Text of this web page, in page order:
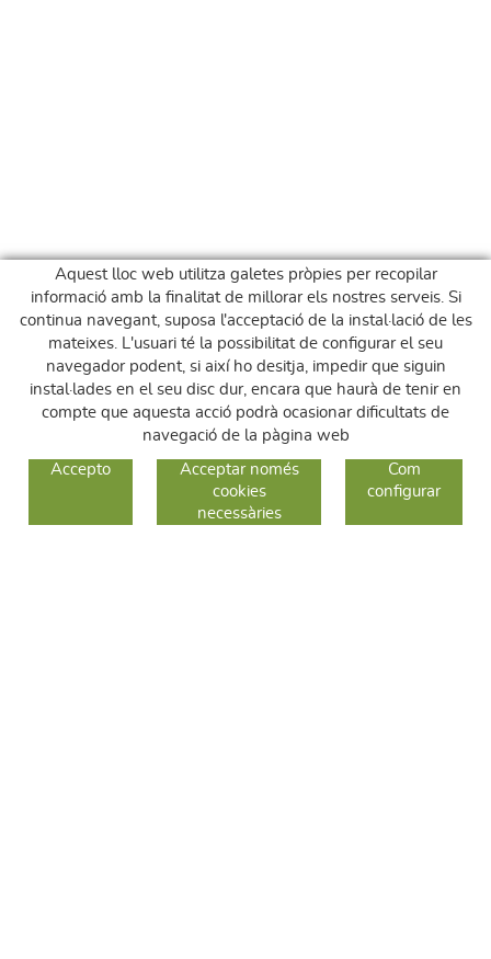
Aquest lloc web utilitza galetes pròpies per recopilar
informació amb la finalitat de millorar els nostres serveis. Si
continua navegant, suposa l'acceptació de la instal·lació de les
mateixes. L'usuari té la possibilitat de configurar el seu
navegador podent, si així ho desitja, impedir que siguin
instal·lades en el seu disc dur, encara que haurà de tenir en
compte que aquesta acció podrà ocasionar dificultats de
navegació de la pàgina web
Accepto
Acceptar només
cookies
necessàries
Com
configurar